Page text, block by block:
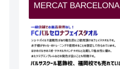
MERCAT BARCELONA